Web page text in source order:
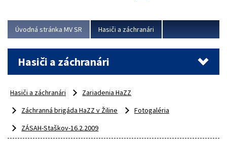
Úvodná stránka MV SR Hasiči a záchranári
Hasiči a záchranári
Hasiči a záchranári
Zariadenia HaZZ
Záchranná brigáda HaZZ v Žiline
Fotogaléria
ZÁSAH-Staškov-16.2.2009